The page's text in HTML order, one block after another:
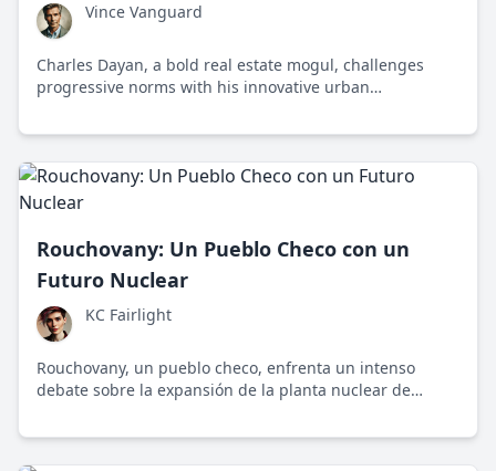
Vince Vanguard
Charles Dayan, a bold real estate mogul, challenges
progressive norms with his innovative urban
Rouchovany: Un Pueblo Checo con un
Futuro Nuclear
KC Fairlight
Rouchovany, un pueblo checo, enfrenta un intenso
debate sobre la expansión de la planta nuclear de
energético del país.